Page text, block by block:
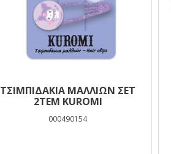
ΤΣΙΜΠΙΔΑΚΙΑ ΜΑΛΛΙΩΝ ΣΕΤ
2ΤΕΜ KUROMI
000490154